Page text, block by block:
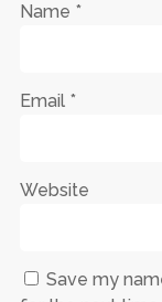
Name *
Email *
Website
Save my